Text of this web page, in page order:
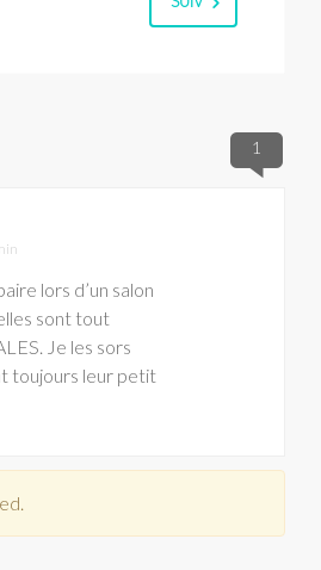
1
lors d’un salon
sont tout
Je les sors
toujours leur petit